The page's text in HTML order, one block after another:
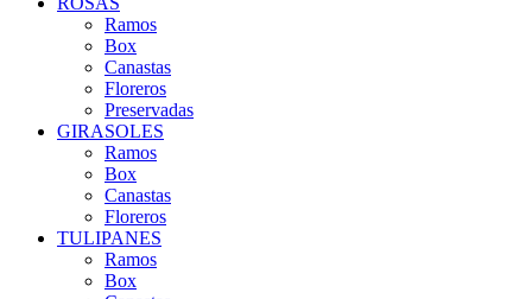
Ramos
Box
Canastas
Floreros
Preservadas
GIRASOLES
Ramos
Box
Canastas
Floreros
TULIPANES
Ramos
Box